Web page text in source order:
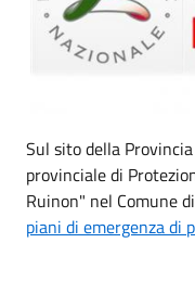
Sul sito della
provinciale di
Ruinon" nel Comune
piani di emergenza di